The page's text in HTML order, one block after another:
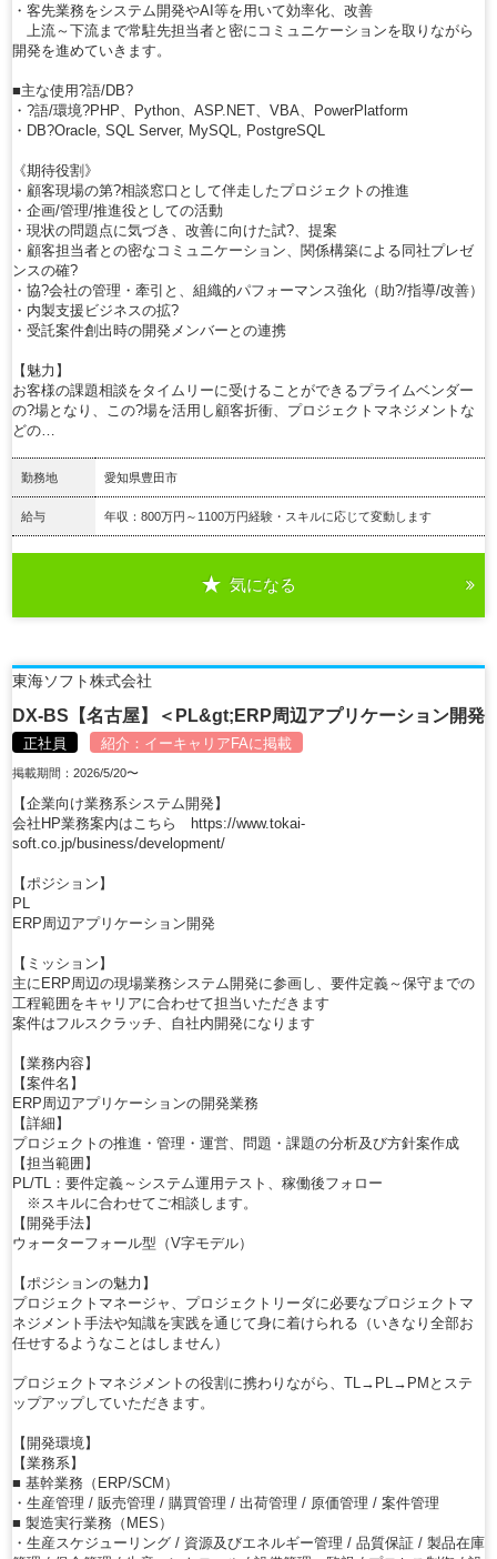
・客先業務をシステム開発やAI等を用いて効率化、改善
上流～下流まで常駐先担当者と密にコミュニケーションを取りながら
開発を進めていきます。
■主な使用?語/DB?
・?語/環境?PHP、Python、ASP.NET、VBA、PowerPlatform
・DB?Oracle, SQL Server, MySQL, PostgreSQL
《期待役割》
・顧客現場の第?相談窓口として伴走したプロジェクトの推進
・企画/管理/推進役としての活動
・現状の問題点に気づき、改善に向けた試?、提案
・顧客担当者との密なコミュニケーション、関係構築による同社プレゼ
ンスの確?
・協?会社の管理・牽引と、組織的パフォーマンス強化（助?/指導/改善）
・内製支援ビジネスの拡?
・受託案件創出時の開発メンバーとの連携
【魅力】
お客様の課題相談をタイムリーに受けることができるプライムベンダー
の?場となり、この?場を活用し顧客折衝、プロジェクトマネジメントな
どの…
勤務地 愛知県豊田市
給与 年収：800万円～1100万円経験・スキルに応じて変動します
気になる
東海ソフト株式会社
DX-BS【名古屋】＜PL&gt;ERP周辺アプリケーション開発
正社員 紹介： イーキャリアFAに掲載
掲載期間：2026/5/20〜
【企業向け業務系システム開発】
会社HP業務案内はこちら https://www.tokai-
soft.co.jp/business/development/
【ポジション】
PL
ERP周辺アプリケーション開発
【ミッション】
主にERP周辺の現場業務システム開発に参画し、要件定義～保守までの
工程範囲をキャリアに合わせて担当いただきます
案件はフルスクラッチ、自社内開発になります
【業務内容】
【案件名】
ERP周辺アプリケーションの開発業務
【詳細】
プロジェクトの推進・管理・運営、問題・課題の分析及び方針案作成
【担当範囲】
PL/TL：要件定義～システム運用テスト、稼働後フォロー
※スキルに合わせてご相談します。
【開発手法】
ウォーターフォール型（V字モデル）
【ポジションの魅力】
プロジェクトマネージャ、プロジェクトリーダに必要なプロジェクトマ
ネジメント手法や知識を実践を通じて身に着けられる（いきなり全部お
任せするようなことはしません）
プロジェクトマネジメントの役割に携わりながら、TL→PL→PMとステ
ップアップしていただきます。
【開発環境】
【業務系】
■ 基幹業務（ERP/SCM）
・生産管理 / 販売管理 / 購買管理 / 出荷管理 / 原価管理 / 案件管理
■ 製造実行業務（MES）
・生産スケジューリング / 資源及びエネルギー管理 / 品質保証 / 製品在庫